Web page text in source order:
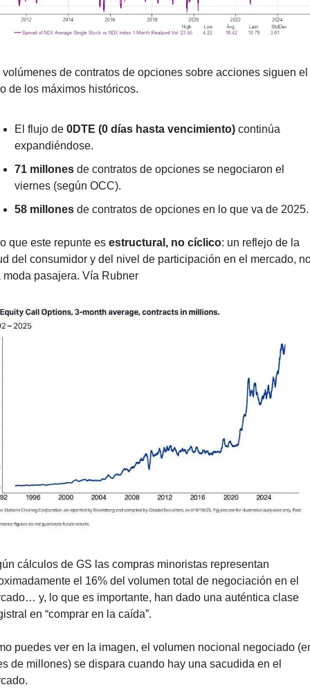
volúmenes de contratos de opciones sobre acciones siguen el
de los máximos históricos.
El flujo de 0DTE (0 días hasta vencimiento) continúa
expandiéndose.
71 millones de contratos de opciones se negociaron el
viernes (según OCC).
58 millones de contratos de opciones en lo que va de 2025.
que este repunte es estructural, no cíclico: un reflejo de la
del consumidor y del nivel de participación en el mercado,
moda pasajera. Vía Rubner
cálculos de GS las compras minoristas representan
el 16% del volumen total de negociación en el
y, lo que es importante, han dado una auténtica clase
en “comprar en la caída”.
puedes ver en la imagen, el volumen nocional negociado
de millones) se dispara cuando hay una sacudida en el